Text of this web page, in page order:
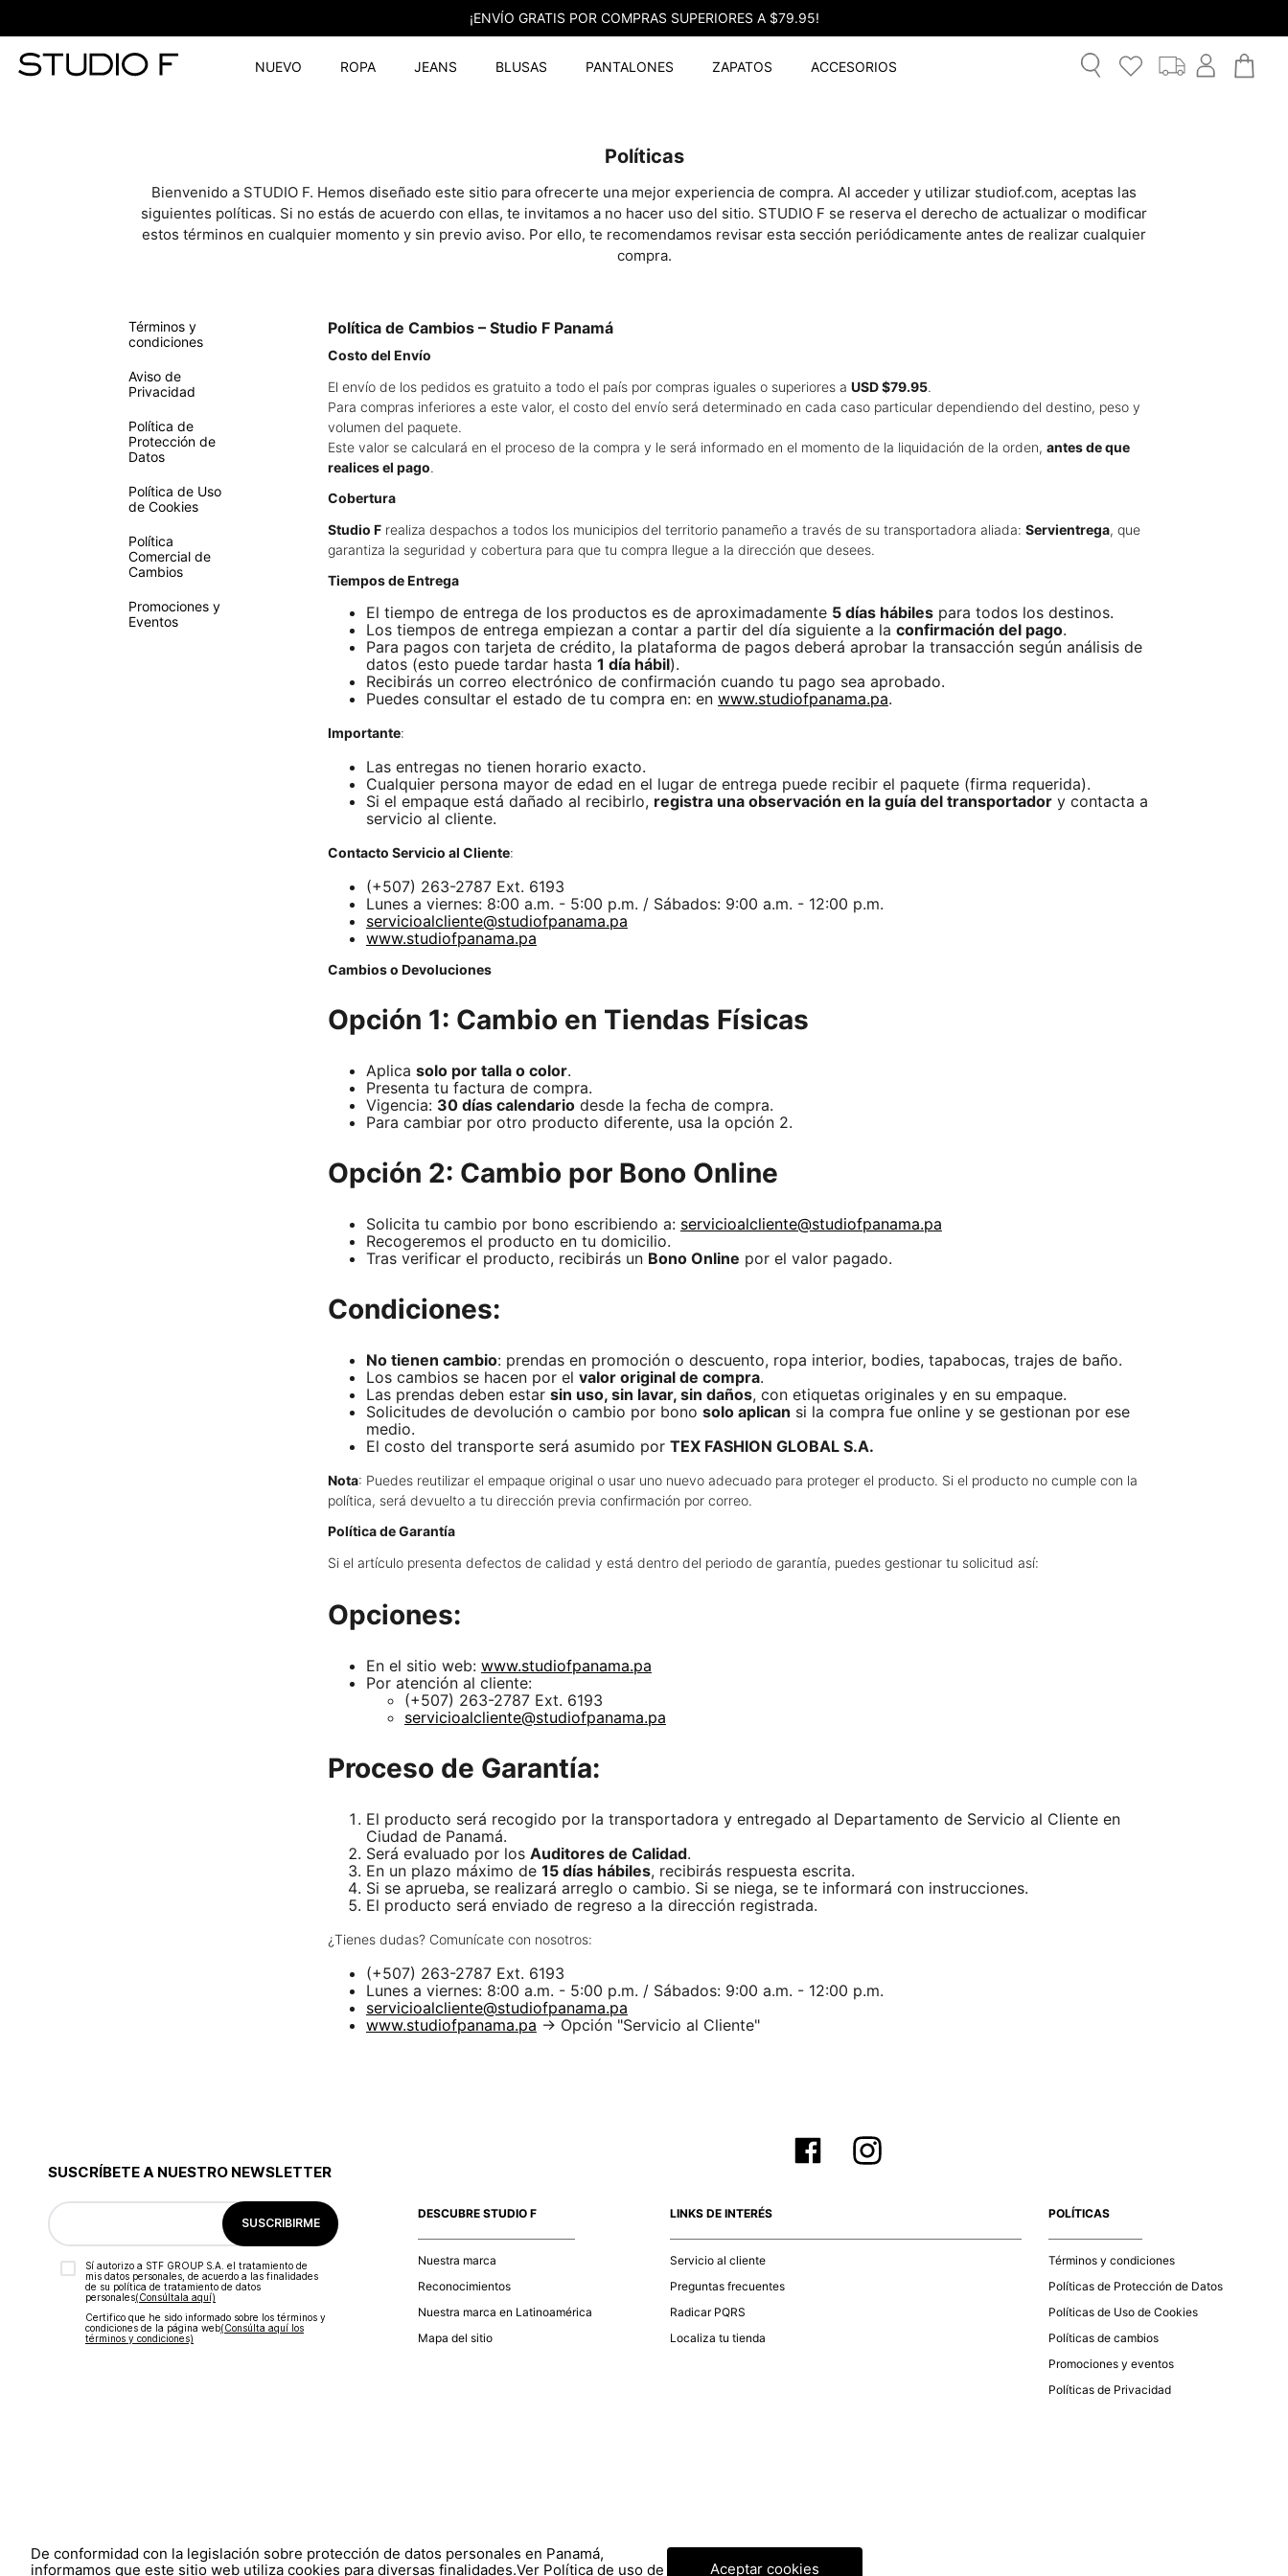
¡ENVÍO GRATIS POR COMPRAS SUPERIORES A $79.95!
NUEVO ROPA JEANS BLUSAS PANTALONES ZAPATOS ACCESORIOS
Políticas
Bienvenido a STUDIO F. Hemos diseñado este sitio para ofrecerte una mejor experiencia de compra. Al acceder y utilizar studiof.com, aceptas las
siguientes políticas. Si no estás de acuerdo con ellas, te invitamos a no hacer uso del sitio. STUDIO F se reserva el derecho de actualizar o modificar
estos términos en cualquier momento y sin previo aviso. Por ello, te recomendamos revisar esta sección periódicamente antes de realizar cualquier
compra.
Términos y
condiciones
Aviso de
Privacidad
Política de
Protección de
Datos
Política de Uso
de Cookies
Política
Comercial de
Cambios
Promociones y
Eventos
Política de Cambios – Studio F Panamá
Costo del Envío
El envío de los pedidos es gratuito a todo el país por compras iguales o superiores a USD $79.95.
Para compras inferiores a este valor, el costo del envío será determinado en cada caso particular dependiendo del destino, peso y
volumen del paquete.
Este valor se calculará en el proceso de la compra y le será informado en el momento de la liquidación de la orden, antes de que
realices el pago.
Cobertura
Studio Frealiza despachos a todos los municipios del territorio panameño a través de su transportadora aliada: Servientrega, que
garantiza la seguridad y cobertura para que tu compra llegue a la dirección que desees.
Tiempos de Entrega
El tiempo de entrega de los productos es de aproximadamente 5 días hábilespara todos los destinos.
Los tiempos de entrega empiezan a contar a partir del día siguiente a la confirmación del pago.
Para pagos con tarjeta de crédito, la plataforma de pagos deberá aprobar la transacción según análisis de
datos (esto puede tardar hasta 1 día hábil).
Recibirás un correo electrónico de confirmación cuando tu pago sea aprobado.
Puedes consultar el estado de tu compra en: en www.studiofpanama.pa.
Importante:
Las entregas no tienen horario exacto.
Cualquier persona mayor de edad en el lugar de entrega puede recibir el paquete (firma requerida).
Si el empaque está dañado al recibirlo, registra una observación en la guía del transportadory contacta a
servicio al cliente.
Contacto Servicio al Cliente:
(+507) 263-2787 Ext. 6193
Lunes a viernes: 8:00 a.m. - 5:00 p.m. / Sábados: 9:00 a.m. - 12:00 p.m.
servicioalcliente@studiofpanama.pa
www.studiofpanama.pa
Cambios o Devoluciones
Opción 1: Cambio en Tiendas Físicas
Aplica solo por talla o color.
Presenta tu factura de compra.
Vigencia: 30 días calendariodesde la fecha de compra.
Para cambiar por otro producto diferente, usa la opción 2.
Opción 2: Cambio por Bono Online
Solicita tu cambio por bono escribiendo a: servicioalcliente@studiofpanama.pa
Recogeremos el producto en tu domicilio.
Tras verificar el producto, recibirás un Bono Online por el valor pagado.
Condiciones:
No tienen cambio: prendas en promoción o descuento, ropa interior, bodies, tapabocas, trajes de baño.
Los cambios se hacen por el valor original de compra.
Las prendas deben estar sin uso, sin lavar, sin daños, con etiquetas originales y en su empaque.
Solicitudes de devolución o cambio por bono solo aplican si la compra fue online y se gestionan por ese
medio.
El costo del transporte será asumido por TEX FASHION GLOBAL S.A.
Nota: Puedes reutilizar el empaque original o usar uno nuevo adecuado para proteger el producto. Si el producto no cumple con la
política, será devuelto a tu dirección previa confirmación por correo.
Política de Garantía
Si el artículo presenta defectos de calidad y está dentro del periodo de garantía, puedes gestionar tu solicitud así:
Opciones:
En el sitio web: www.studiofpanama.pa
Por atención al cliente:
(+507) 263-2787 Ext. 6193
servicioalcliente@studiofpanama.pa
Proceso de Garantía:
El producto será recogido por la transportadora y entregado al Departamento de Servicio al Cliente en
Ciudad de Panamá.
Será evaluado por los Auditores de Calidad.
En un plazo máximo de 15 días hábiles, recibirás respuesta escrita.
Si se aprueba, se realizará arreglo o cambio. Si se niega, se te informará con instrucciones.
El producto será enviado de regreso a la dirección registrada.
¿Tienes dudas? Comunícate con nosotros:
(+507) 263-2787 Ext. 6193
Lunes a viernes: 8:00 a.m. - 5:00 p.m. / Sábados: 9:00 a.m. - 12:00 p.m.
servicioalcliente@studiofpanama.pa
www.studiofpanama.pa → Opción "Servicio al Cliente"
SUSCRÍBETE A NUESTRO NEWSLETTER
SUSCRIBIRME
Sí autorizo a STF GROUP S.A. el tratamiento de
mis datos personales, de acuerdo a las finalidades
de su política de tratamiento de datos
personales‎(Consúltala aquí)
Certifico que he sido informado sobre los términos y
condiciones de la página web‎(Consúlta aquí los
términos y condiciones)
DESCUBRE STUDIO F
Nuestra marca
Reconocimientos
Nuestra marca en Latinoamérica
Mapa del sitio
LINKS DE INTERÉS
Servicio al cliente
Preguntas frecuentes
Radicar PQRS
Localiza tu tienda
POLÍTICAS
Términos y condiciones
Políticas de Protección de Datos
Políticas de Uso de Cookies
Políticas de cambios
Promociones y eventos
Políticas de Privacidad
De conformidad con la legislación sobre protección de datos personales en Panamá,
informamos que este sitio web utiliza cookies para diversas finalidades.Ver Política de uso de Aceptar cookies